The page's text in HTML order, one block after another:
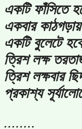
একটি ফাঁসিতে
একবার
একটি বুলেটে
ত্রিশ লক্ষ
ত্রিশ লক্ষবার
প্রকাশ্য
........